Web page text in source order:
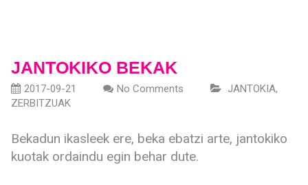
JANTOKIKO BEKAK
2017-09-21 No Comments JANTOKIA,
ZERBITZUAK
Bekadun ikasleek ere, beka ebatzi arte, jantokiko
kuotak ordaindu egin behar dute.